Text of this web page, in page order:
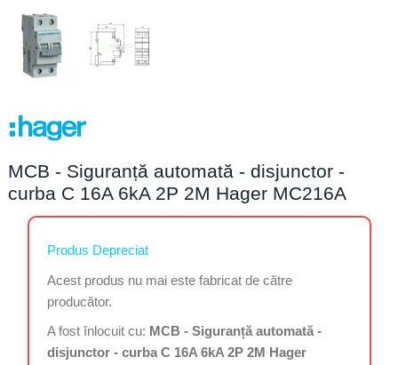
MCB - Siguranță automată - disjunctor -
curba C 16A 6kA 2P 2M Hager MC216A
Produs Depreciat
Acest produs nu mai este fabricat de către
producător.
A fost înlocuit cu: MCB - Siguranță automată -
disjunctor - curba C 16A 6kA 2P 2M Hager